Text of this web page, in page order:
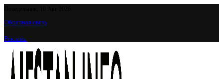
Обратная связь
Реклама